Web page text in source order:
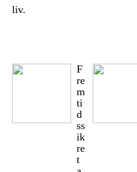
liv.
F
re
m
ti
d
ss
ik
re
t